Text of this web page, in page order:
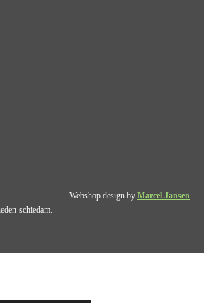
Webshop design by Marcel Jansen
schiedam.